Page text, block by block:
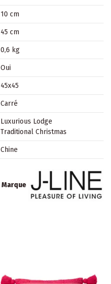
10 cm
45 cm
0,6 kg
Oui
45x45
Carré
Luxurious Lodge
Traditional Christmas
Chine
Marque